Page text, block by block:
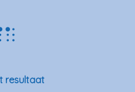
resultaat